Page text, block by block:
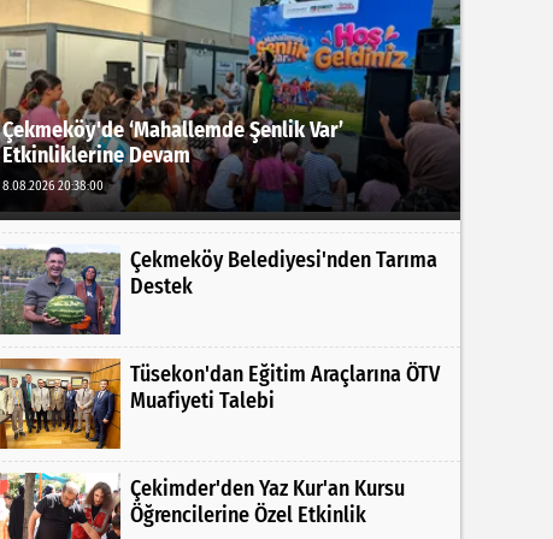
Çekmeköy'de ‘Mahallemde Şenlik Var’
Etkinliklerine Devam
8.08.2026 20:38:00
Çekmeköy Belediyesi'nden Tarıma
Destek
Tüsekon'dan Eğitim Araçlarına ÖTV
Muafiyeti Talebi
Çekimder'den Yaz Kur'an Kursu
Öğrencilerine Özel Etkinlik